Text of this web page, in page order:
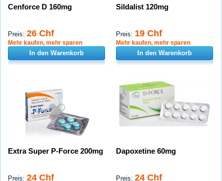
Cenforce D 160mg
Preis: 26 Chf
Mehr kaufen, mehr sparen
In den Warenkorb
Sildalist 120mg
Preis: 19 Chf
Mehr kaufen, mehr sparen
In den Warenkorb
Extra Super P-Force 200mg
Preis: 24 Chf
Dapoxetine 60mg
Preis: 24 Chf